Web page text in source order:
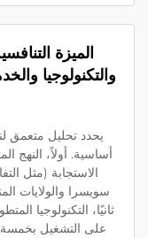
الميزة
والتكنولوجيا
أساسية. أولاً، النهج
الاستجابة (مثل
سويسرا والولايات
على التشغيل بخمسة